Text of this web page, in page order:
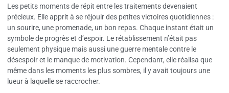
Les petits moments de répit entre les traitements devenaient
précieux. Elle apprit à se réjouir des petites victoires quotidiennes :
un sourire, une promenade, un bon repas. Chaque instant était un
symbole de progrès et d’espoir. Le rétablissement n’était pas
seulement physique mais aussi une guerre mentale contre le
désespoir et le manque de motivation. Cependant, elle réalisa que
même dans les moments les plus sombres, il y avait toujours une
lueur à laquelle se raccrocher.